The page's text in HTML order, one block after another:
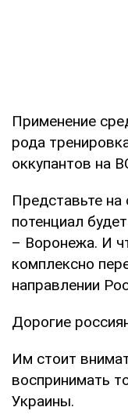
Применение
рода
оккупантов на
Представьте на
потенциал
– Воронежа. И
комплексно
направлении
Дорогие
Им стоит
воспринимать
Украины.